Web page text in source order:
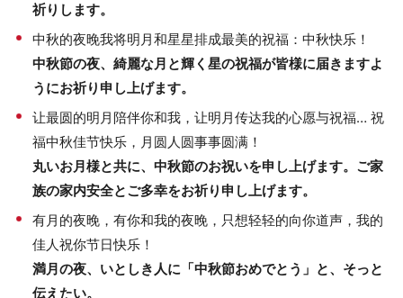
祈りします。
中秋的夜晚我将明月和星星排成最美的祝福：中秋快乐！
中秋節の夜、綺麗な月と輝く星の祝福が皆様に届きますよ
うにお祈り申し上げます。
让最圆的明月陪伴你和我，让明月传达我的心愿与祝福… 祝
福中秋佳节快乐，月圆人圆事事圆满！
丸いお月様と共に、中秋節のお祝いを申し上げます。ご家
族の家内安全とご多幸をお祈り申し上げます。
有月的夜晚，有你和我的夜晚，只想轻轻的向你道声，我的
佳人祝你节日快乐！
満月の夜、いとしき人に「中秋節おめでとう」と、そっと
伝えたい。